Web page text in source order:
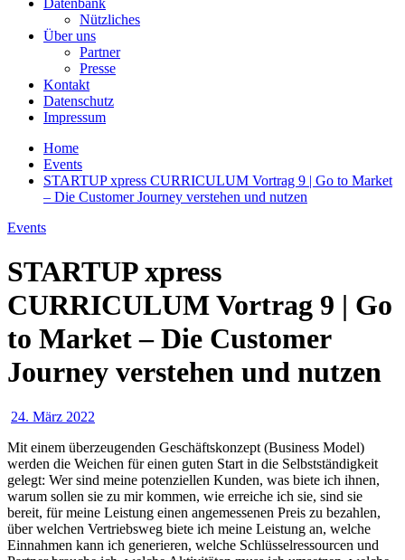
Datenbank
Nützliches
Über uns
Partner
Presse
Kontakt
Datenschutz
Impressum
Home
Events
STARTUP xpress CURRICULUM Vortrag 9 | Go to Market
– Die Customer Journey verstehen und nutzen
Events
STARTUP xpress
CURRICULUM Vortrag 9 | Go
to Market – Die Customer
Journey verstehen und nutzen
24. März 2022
Mit einem überzeugenden Geschäftskonzept (Business Model)
werden die Weichen für einen guten Start in die Selbstständigkeit
gelegt: Wer sind meine potenziellen Kunden, was biete ich ihnen,
warum sollen sie zu mir kommen, wie erreiche ich sie, sind sie
bereit, für meine Leistung einen angemessenen Preis zu bezahlen,
über welchen Vertriebsweg biete ich meine Leistung an, welche
Einnahmen kann ich generieren, welche Schlüsselressourcen und